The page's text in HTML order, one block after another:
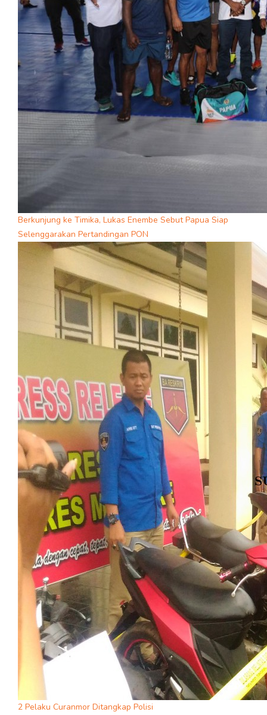
Berkunjung ke Timika, Lukas Enembe Sebut Papua Siap
Selenggarakan Pertandingan PON
2 Pelaku Curanmor Ditangkap Polisi